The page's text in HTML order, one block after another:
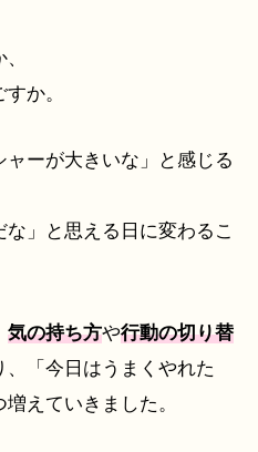
か。
ャーが大きいな」と感じる
な」と思える日に変わるこ
気の持ち方や行動の切り替
「今日はうまくやれた
えていきました。